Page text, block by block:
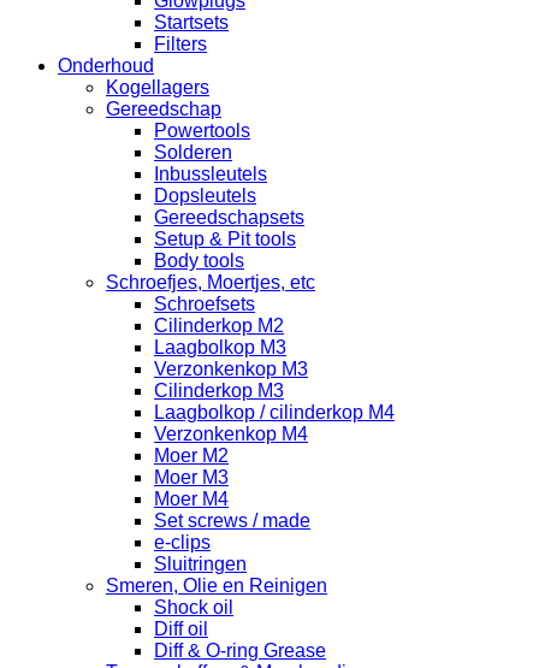
Startsets
Filters
Onderhoud
Kogellagers
Gereedschap
Powertools
Solderen
Inbussleutels
Dopsleutels
Gereedschapsets
Setup & Pit tools
Body tools
Schroefjes, Moertjes, etc
Schroefsets
Cilinderkop M2
Laagbolkop M3
Verzonkenkop M3
Cilinderkop M3
Laagbolkop / cilinderkop M4
Verzonkenkop M4
Moer M2
Moer M3
Moer M4
Set screws / made
e-clips
Sluitringen
Smeren, Olie en Reinigen
Shock oil
Diff oil
Diff & O-ring Grease